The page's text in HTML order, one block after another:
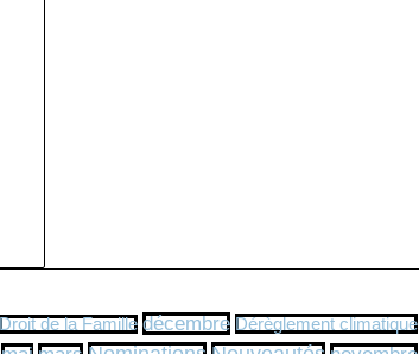
Droit de la Famille décembre Dérèglement climatique